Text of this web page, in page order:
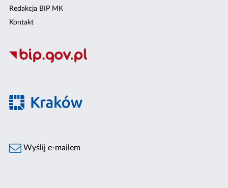
Redakcja BIP MK
Kontakt
Wyślij e-mailem